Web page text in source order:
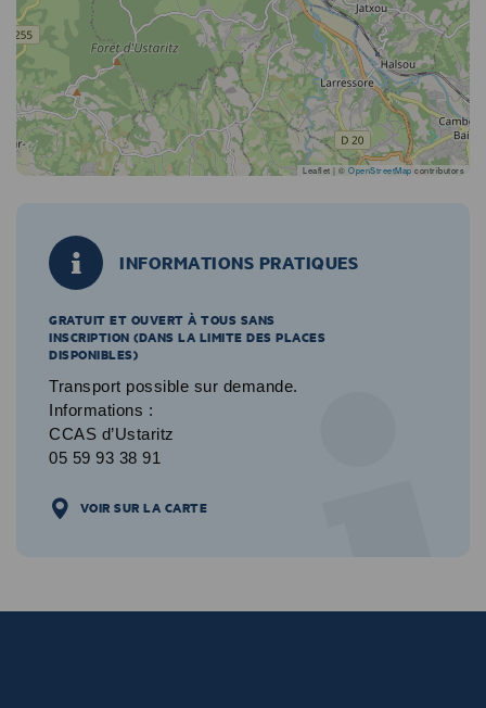
Leaflet | © OpenStreetMap contributors
INFORMATIONS PRATIQUES
GRATUIT ET OUVERT À TOUS SANS
INSCRIPTION (DANS LA LIMITE DES PLACES
DISPONIBLES)
Transport possible sur demande.
Informations :
CCAS d’Ustaritz
05 59 93 38 91
VOIR SUR LA CARTE